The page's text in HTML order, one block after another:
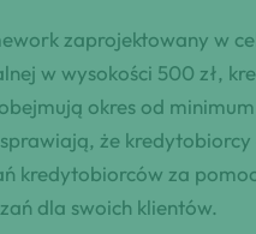
zaprojektowany w
w wysokości 500 zł,
okres od
że
kredytobiorców za
dla swoich klientów.